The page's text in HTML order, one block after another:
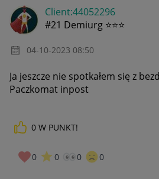
Client:44052296
#21 Demiurg ⭐⭐⭐
‎04-10-2023 08:50
Ja jeszcze nie spotkałem się z
Paczkomat inpost
0 W PUNKT!
0 0 0 0